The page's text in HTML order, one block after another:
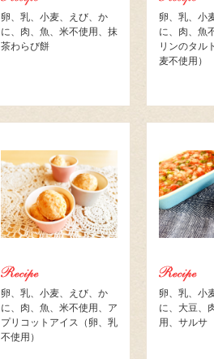
卵、乳、小麦、えび、か
に、肉、魚、米不使用、抹
茶わらび餅
卵、乳、小
に、肉、魚
リンのタル
麦不使用）
卵、乳、小麦、えび、か
に、肉、魚、米不使用、ア
プリコットアイス（卵、乳
不使用）
卵、乳、小
に、大豆、
用、サルサ